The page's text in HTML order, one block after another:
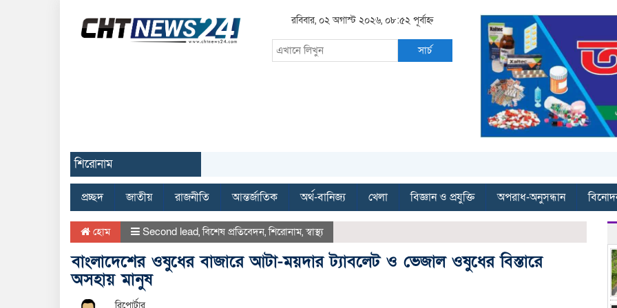
রবিবার, ০২ অগাস্ট ২০২৬, ০৮:৫২ পূর্বাহ্ন
সার্চ
শিরোনাম
প্রচ্ছদ জাতীয় রাজনীতি আন্তর্জাতিক অর্থ-বানিজ্য খেলা বিজ্ঞান ও প্রযুক্তি অপরাধ-অনুসন্ধান
হোম Second lead,বিশেষ প্রতিবেদন,শিরোনাম,স্বাস্থ্য
বাংলাদেশের ওষুধের বাজারে আটা-ময়দার ট্যাবলেট ও ভেজাল ওষুধের বিস্তারে
অসহায় মানুষ